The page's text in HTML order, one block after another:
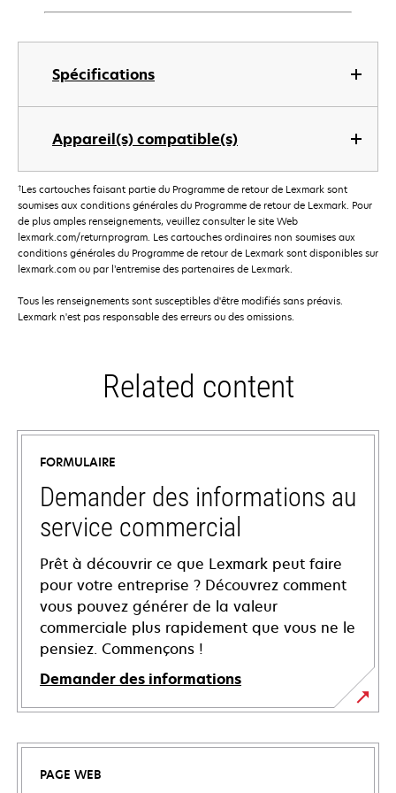
Spécifications
Appareil(s) compatible(s)
†Les cartouches faisant partie du Programme de retour de Lexmark sont
soumises aux conditions générales du Programme de retour de Lexmark. Pour
de plus amples renseignements, veuillez consulter le site Web
lexmark.com/returnprogram. Les cartouches ordinaires non soumises aux
conditions générales du Programme de retour de Lexmark sont disponibles sur
lexmark.com ou par l’entremise des partenaires de Lexmark.
Tous les renseignements sont susceptibles d'être modifiés sans préavis.
Lexmark n'est pas responsable des erreurs ou des omissions.
Related content
FORMULAIRE
Demander des informations au
service commercial
Prêt à découvrir ce que Lexmark peut faire
pour votre entreprise ? Découvrez comment
vous pouvez générer de la valeur
commerciale plus rapidement que vous ne le
pensiez. Commençons !
Demander des informations
PAGE WEB